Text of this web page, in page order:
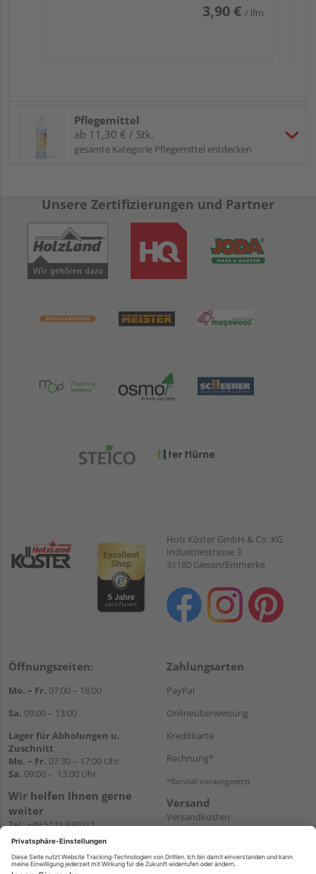
3,90 € / lfm
Pflegemittel
ab 11,30 € / Stk.
gesamte Kategorie Pflegemittel entdecken
Unsere Zertifizierungen und Partner
Holz Köster GmbH & Co. KG
Industriestrasse 3
31180 Giesen/Emmerke
Öffnungszeiten:
Mo. – Fr. 07:00 – 18:00
Sa. 09:00 – 13:00
Lager für Abholungen u.
Zuschnitt
Mo. – Fr. 07:30 – 17:00 Uhr
Sa. 09:00 – 13:00 Uhr
Wir helfen Ihnen gerne
weiter
Tel.:+49 5121 930211
E-Mail:holzlandshop@holzland-
Newsletter
Zahlungsarten
PayPal
Onlineüberweisung
Kreditkarte
Rechnung*
*Bonität vorausgesetzt
Versand
Versandkosten